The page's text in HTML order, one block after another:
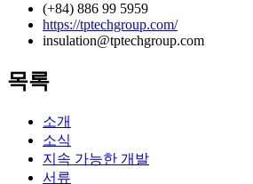
(+84) 886 99 5959
https://tptechgroup.com/
insulation@tptechgroup.com
목록
소개
소식
지속 가능한 개발
서류